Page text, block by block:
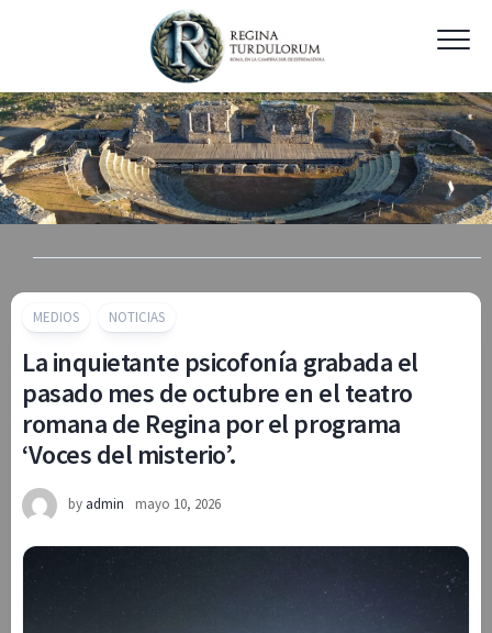
MEDIOS NOTICIAS
La inquietante psicofonía grabada el
pasado mes de octubre en el teatro
romana de Regina por el programa
‘Voces del misterio’.
by admin mayo 10, 2026